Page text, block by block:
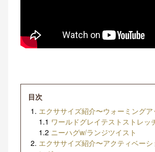
目次
エクササイズ紹介〜ウォーミングア
1.1 ワールドグレイテストストレッ
1.2 ニーハグw/ランジツイスト
エクササイズ紹介〜アクティベー